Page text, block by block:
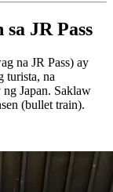
JR Pass
na JR Pass) ay
turista, na
Japan. Saklaw
(bullet train).